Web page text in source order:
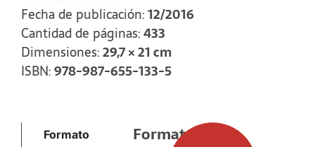
santanatoglia, Florencia V. Pedroni, Boris
E. Dickardt, Nuria A. Gutiérrez, Mariana
Bonifazi, Claudia Rivera y Gustavo E. L. Etman.
Fecha de publicación:12/2016
Cantidad de páginas:433
Dimensiones:29,7 × 21 cm
ISBN:978-987-655-133-5
Formato
Formato